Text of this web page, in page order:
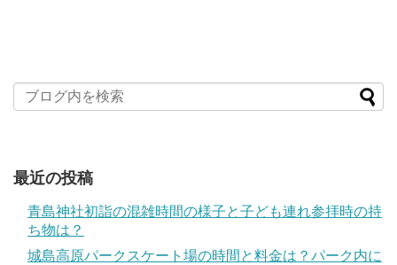
最近の投稿
青島神社初詣の混雑時間の様子と子ども連れ参拝時の持
ち物は？
城島高原パークスケート場の時間と料金は？パーク内に